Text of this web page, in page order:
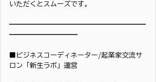
いただくとスムーズです。
━━━━━━━━━━━━━━━━━━━━
━━━━━━━━━━
■ビジネスコーディネーター/起業家交流サ
ロン「新生ラボ」運営